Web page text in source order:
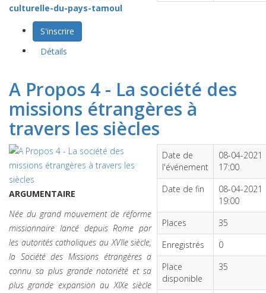
culturelle-du-pays-tamoul
S'inscrire
Détails
A Propos 4 - La société des
missions étrangères à
travers les siècles
ARGUMENTAIRE
Née du grand mouvement de réforme
missionnaire lancé depuis Rome par
les autorités catholiques au XVIIe siècle,
la Société des Missions étrangères a
connu sa plus grande notoriété et sa
plus grande expansion au XIXe siècle
Date de
l'événement
08-04-2021
17:00
Date de fin
08-04-2021
19:00
Places
35
Enregistrés
0
Place
disponible
35